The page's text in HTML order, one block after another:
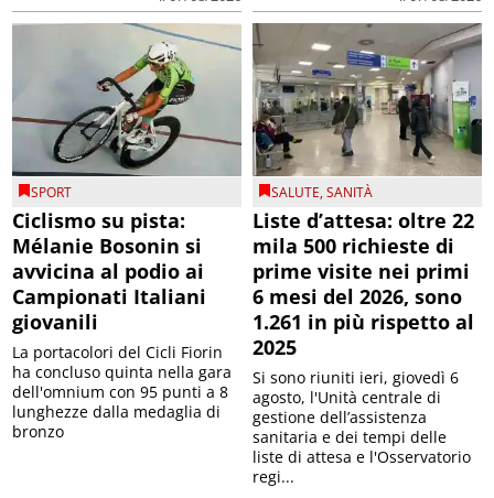
SPORT
Ciclismo su pista:
Mélanie Bosonin si
avvicina al podio ai
Campionati Italiani
giovanili
La portacolori del Cicli Fiorin
ha concluso quinta nella gara
dell'omnium con 95 punti a 8
lunghezze dalla medaglia di
bronzo
SALUTE,SANITÀ
Liste d’attesa: oltre 22
mila 500 richieste di
prime visite nei primi
6 mesi del 2026, sono
1.261 in più rispetto al
2025
Si sono riuniti ieri, giovedì 6
agosto, l'Unità centrale di
gestione dell’assistenza
sanitaria e dei tempi delle
liste di attesa e l'Osservatorio
regi...